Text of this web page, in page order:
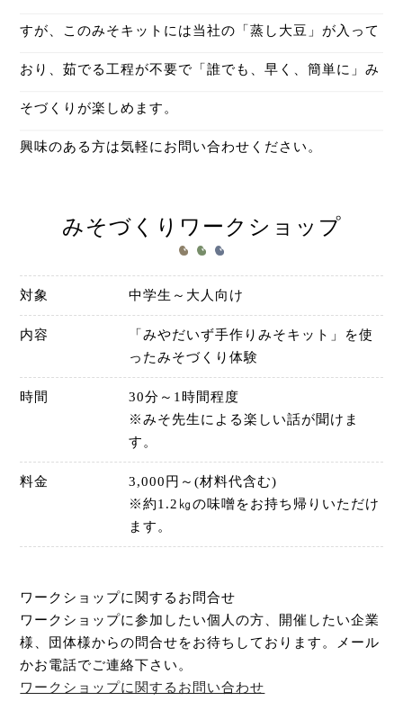
すが、このみそキットには当社の「蒸し大豆」が入って
おり、茹でる工程が不要で「誰でも、早く、簡単に」み
そづくりが楽しめます。
興味のある方は気軽にお問い合わせください。
みそづくりワークショップ
対象 中学生～大人向け
内容
「みやだいず手作りみそキット」を使
ったみそづくり体験
時間
30分～1時間程度
※みそ先生による楽しい話が聞けま
す。
料金
3,000円～(材料代含む)
※約1.2㎏の味噌をお持ち帰りいただけ
ます。
ワークショップに関するお問合せ
ワークショップに参加したい個人の方、開催したい企業
様、団体様からの問合せをお待ちしております。メール
かお電話でご連絡下さい。
ワークショップに関するお問い合わせ